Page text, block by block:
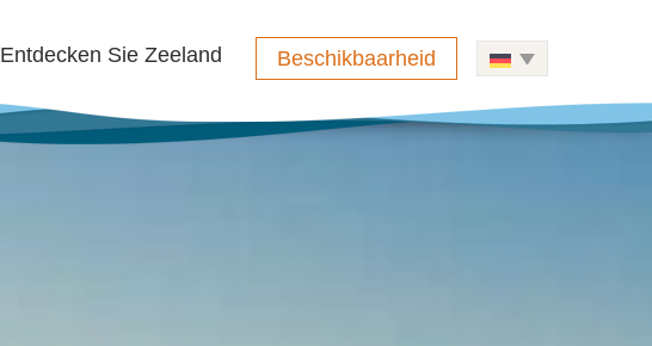
Entdecken Sie Zeeland Beschikbaarheid